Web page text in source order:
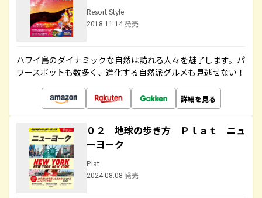
Resort Style
2018.11.14 発売
ハワイ島のダイナミックな自然は訪れる人々を魅了します。パ
ワースポットも数多く、進化する自然派グルメも見逃せない！
詳細を見る
０２ 地球の歩き方 Ｐｌａｔ ニュ
ーヨーク
Plat
2024.08.08 発売